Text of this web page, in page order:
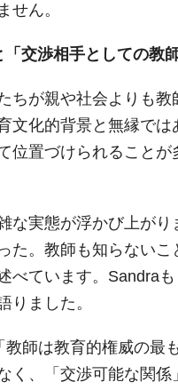
せん。
交渉相手としての教
ちが親や社会よりも
文化的背景と無縁で
位置づけられること
な実態が浮かび上が
た。教師も知らない
べています。Sandra
りました。
師は教育的権威の最
く、「交渉可能な関